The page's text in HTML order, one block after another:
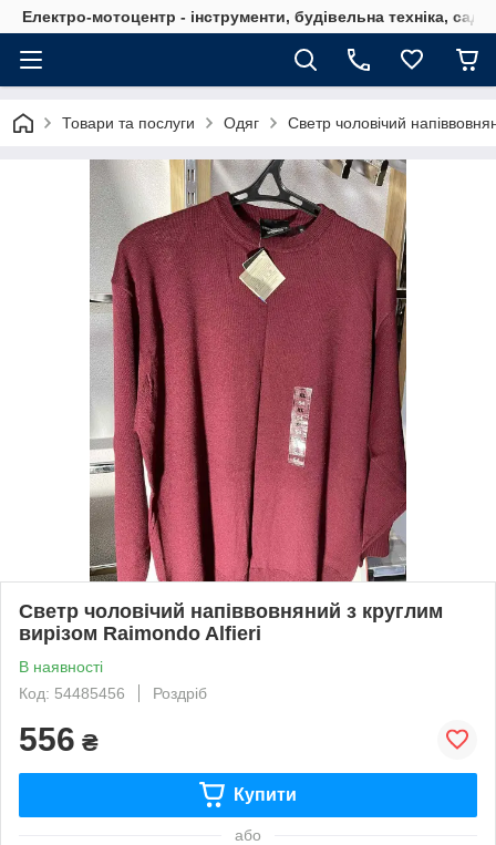
Електро-мотоцентр - інструменти, будівельна техніка,
Товари та послуги Одяг Светр чоловічий
Светр чоловічий напіввовняний з круглим
вирізом Raimondo Alfieri
В наявності
Код: 54485456
Роздріб
556 ₴
Купити
або